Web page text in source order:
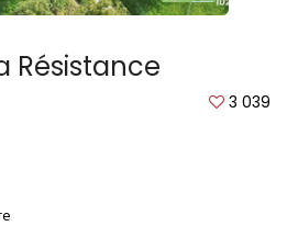
Résistance
3 039